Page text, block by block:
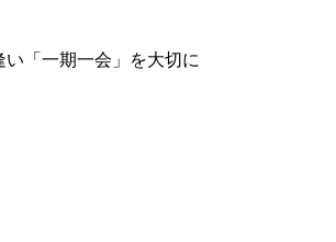
「一期一会」を大切に